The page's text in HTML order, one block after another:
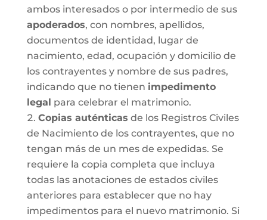
ambos interesados o por intermedio de sus
apoderados, con nombres, apellidos,
documentos de identidad, lugar de
nacimiento, edad, ocupación y domicilio de
los contrayentes y nombre de sus padres,
indicando que no tienen impedimento
legal para celebrar el matrimonio.
Copias auténticas de los Registros Civiles
de Nacimiento de los contrayentes, que no
tengan más de un mes de expedidas. Se
requiere la copia completa que incluya
todas las anotaciones de estados civiles
anteriores para establecer que no hay
impedimentos para el nuevo matrimonio. Si